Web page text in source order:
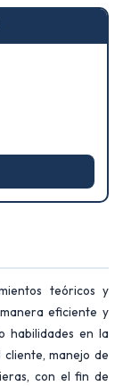
teóricos y
eficiente y
habilidades en la
manejo de
con el fin de